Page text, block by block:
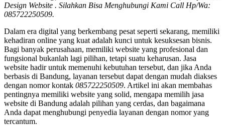
Design Website . Silahkan Bisa Menghubungi Kami Call Hp/Wa:
085722250509.
Dalam era digital yang berkembang pesat seperti sekarang, memiliki
kehadiran online yang kuat adalah kunci untuk kesuksesan bisnis.
Bagi banyak perusahaan, memiliki website yang profesional dan
fungsional bukanlah lagi pilihan, tetapi suatu keharusan. Jasa
website hadir untuk memenuhi kebutuhan tersebut, dan jika Anda
berbasis di Bandung, layanan tersebut dapat dengan mudah diakses
dengan nomor kontak 085722250509. Artikel ini akan membahas
pentingnya memiliki website yang solid, mengapa memilih jasa
website di Bandung adalah pilihan yang cerdas, dan bagaimana
Anda dapat menghubungi penyedia layanan dengan nomor yang
tercantum.